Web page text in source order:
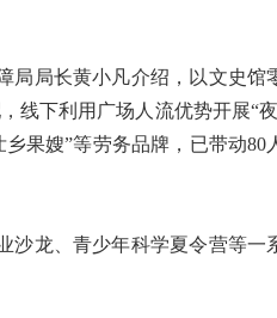
局长黄小凡介绍，以文史馆
线下利用广场人流优势开展“
果嫂”等劳务品牌，已带动80
龙、青少年科学夏令营等一